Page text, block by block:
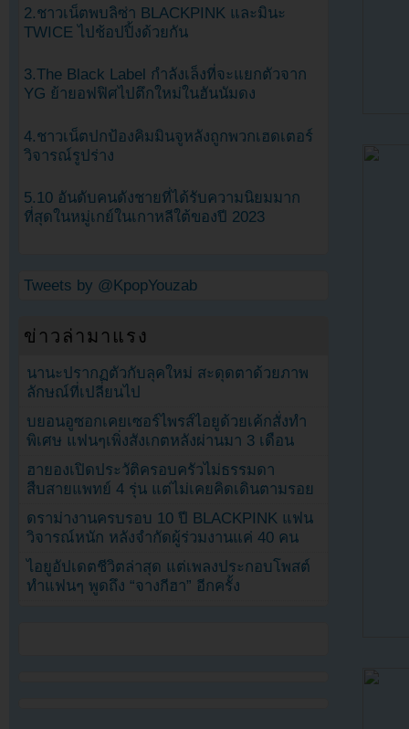
2.ชาวเน็ตพบลิซ่า BLACKPINK และมินะ
TWICE ไปช้อปปิ้งด้วยกัน
3.The Black Label กำลังเล็งที่จะแยกตัวจาก
YG ย้ายอฟฟิศไปตึกใหม่ในฮันนัมดง
4.ชาวเน็ตปกป้องคิมมินจูหลังถูกพวกเฮดเตอร์
วิจารณ์รูปร่าง
5.10 อันดับคนดังชายที่ได้รับความนิยมมาก
ที่สุดในหมู่เกย์ในเกาหลีใต้ของปี 2023
Tweets by @KpopYouzab
ข่าวล่ามาแรง
นานะปรากฏตัวกับลุคใหม่ สะดุดตาด้วยภาพ
ลักษณ์ที่เปลี่ยนไป
บยอนอูซอกเคยเซอร์ไพรส์ไอยูด้วยเค้กสั่งทำ
พิเศษ แฟนๆเพิ่งสังเกตหลังผ่านมา 3 เดือน
ฮายองเปิดประวัติครอบครัวไม่ธรรมดา
สืบสายแพทย์ 4 รุ่น แต่ไม่เคยคิดเดินตามรอย
ดราม่างานครบรอบ 10 ปี BLACKPINK แฟน
วิจารณ์หนัก หลังจำกัดผู้ร่วมงานแค่ 40 คน
ไอยูอัปเดตชีวิตล่าสุด แต่เพลงประกอบโพสต์
ทำแฟนๆ พูดถึง “จางกีฮา” อีกครั้ง